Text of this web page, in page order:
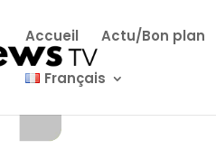
Accueil Actu/Bon plan
Français